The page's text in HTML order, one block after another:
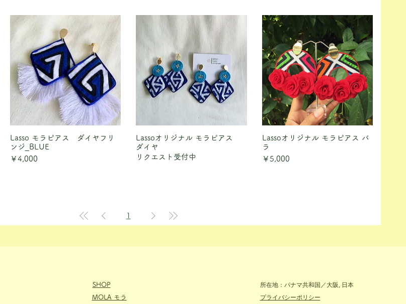
クイックビュー
Lasso モラピアス ダイヤフリ
ンジ_BLUE
価格
￥4,000
クイックビュー
Lassoオリジナル モラピアス
ダイヤ
リクエスト受付中
クイックビュー
Lassoオリジナル モラピアス バ
ラ
価格
￥5,000
1
SHOP
MOLA モラ
所在地：パナマ共和国／大阪, 日本
​プライバシーポリシー